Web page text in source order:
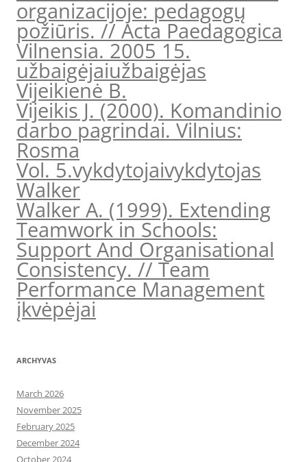
organizacijoje: pedagogų
požiūris. // Acta Paedagogica
Vilnensia. 2005 15.
užbaigėjaiužbaigėjas
Vijeikienė B.
Vijeikis J. (2000). Komandinio
darbo pagrindai. Vilnius:
Rosma
Vol. 5.vykdytojaivykdytojas
Walker
Walker A. (1999). Extending
Teamwork in Schools:
Support And Organisational
Consistency. // Team
Performance Management
įkvėpėjai
ARCHYVAS
March 2026
November 2025
February 2025
December 2024
October 2024